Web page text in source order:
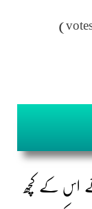
اس کے کچھ